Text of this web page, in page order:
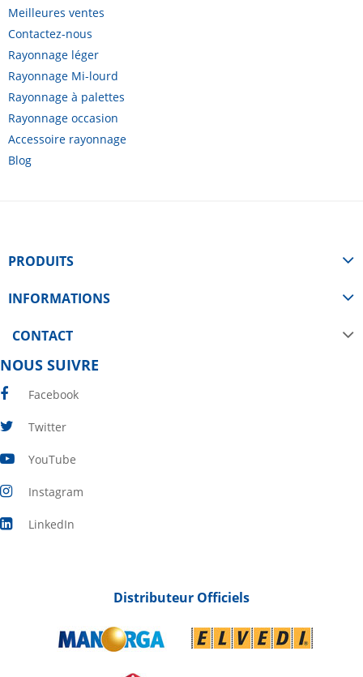
Meilleures ventes
Contactez-nous
Rayonnage léger
Rayonnage Mi-lourd
Rayonnage à palettes
Rayonnage occasion
Accessoire rayonnage
Blog
PRODUITS
INFORMATIONS
CONTACT
NOUS SUIVRE
Facebook
Twitter
YouTube
Instagram
LinkedIn
Distributeur Officiels